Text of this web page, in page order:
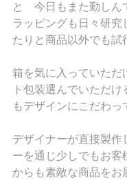
と 今日もまた勤しん
ラッピングも日々研究
たりと商品以外でも試
箱を気に入っていただ
ト包装選んでいただ
もデザインにこだわっ
デザイナーが直接製作
ーを通じ少しでもお客
からも素敵な商品をお